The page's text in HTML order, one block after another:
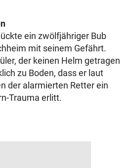
ein zwölfjähriger Bub
mit seinem Gefährt.
der keinen Helm getragen
zu Boden, dass er laut
der alarmierten Retter ein
Trauma erlitt.